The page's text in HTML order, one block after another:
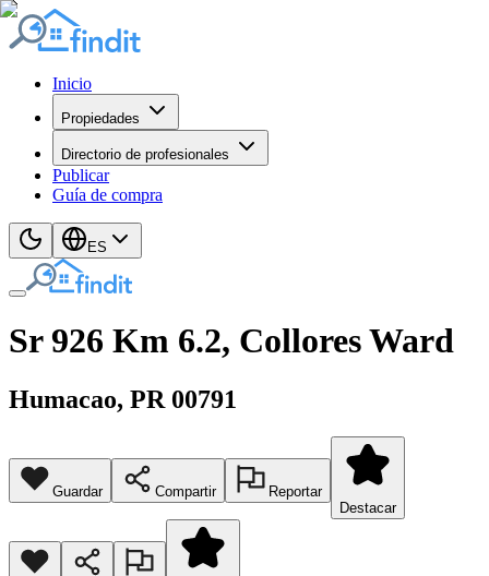
Inicio
Propiedades
Directorio de profesionales
Publicar
Guía de compra
ES
Sr 926 Km 6.2, Collores Ward
Humacao, PR 00791
Guardar Compartir
Reportar
Destacar